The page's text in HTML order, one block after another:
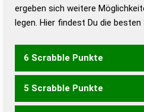
Duden –
Duden –
ergeben sich weitere
legen. Hier findest Du die besten
6 Scrabble Punkte
RIEHE
5 Scrabble Punkte